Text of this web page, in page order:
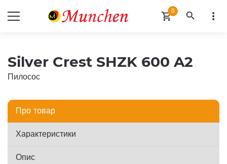
shopping_cart0 search more_vert
Silver Crest SHZK 600 A2
Пилосос
Про товар
Характеристики
Опис